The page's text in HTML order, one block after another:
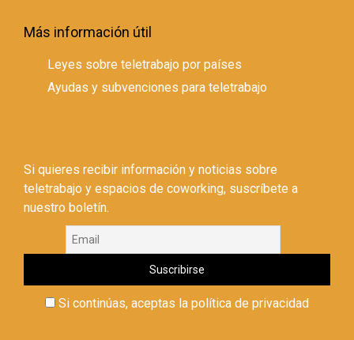
Más información útil
Leyes sobre teletrabajo por países
Ayudas y subvenciones para teletrabajo
Si quieres recibir información y noticias sobre
teletrabajo y espacios de coworking, suscríbete a
nuestro boletín.
Si continúas, aceptas la política de privacidad